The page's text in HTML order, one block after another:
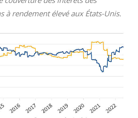
à rendement élevé aux États-Unis.